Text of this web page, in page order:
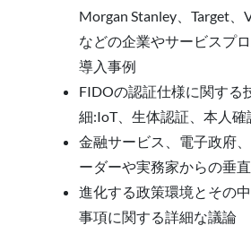
Morgan Stanley、Target、
などの企業やサービスプ
導入事例
FIDOの認証仕様に関する
細:IoT、生体認証、本人確
金融サービス、電子政府
ーダーや実務家からの垂
進化する政策環境とその
事項に関する詳細な議論